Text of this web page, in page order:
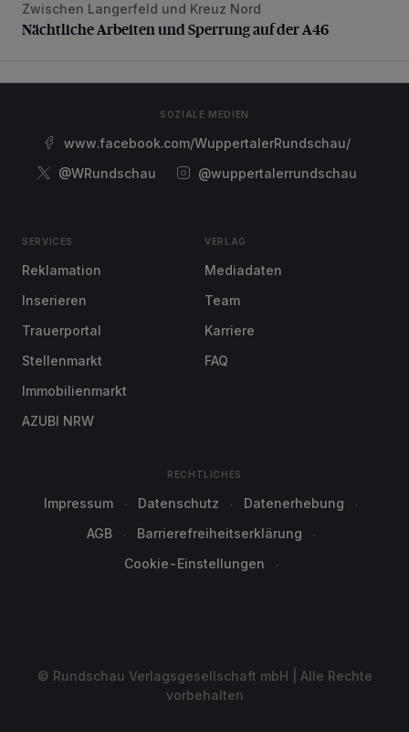
Nächtliche Arbeiten und Sperrung auf der A46
Zwischen Langerfeld und Kreuz Nord
Nächtliche Arbeiten und Sperrung auf der A46
SOZIALE MEDIEN
www.facebook.com/WuppertalerRundschau/
@WRundschau
@wuppertalerrundschau
SERVICES
Reklamation
Inserieren
Trauerportal
Stellenmarkt
Immobilienmarkt
AZUBI NRW
VERLAG
Mediadaten
Team
Karriere
FAQ
RECHTLICHES
Impressum Datenschutz
Datenerhebung
AGB
Barrierefreiheitserklärung
Cookie-Einstellungen
© Rundschau Verlagsgesellschaft mbH | Alle Rechte
vorbehalten